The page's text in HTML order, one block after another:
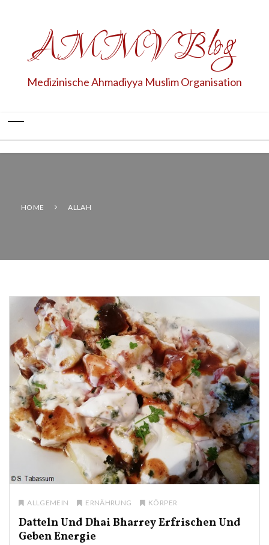
AMMV Blog
Medizinische Ahmadiyya Muslim Organisation
HOME ALLAH
ALLGEMEIN ERNÄHRUNG KÖRPER
Datteln Und Dhai Bharrey Erfrischen Und
Geben Energie